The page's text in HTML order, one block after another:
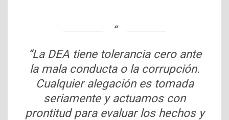
“La DEA tiene tolerancia cero ante
la mala conducta o la corrupción.
Cualquier alegación es tomada
seriamente y actuamos con
prontitud para evaluar los hechos y